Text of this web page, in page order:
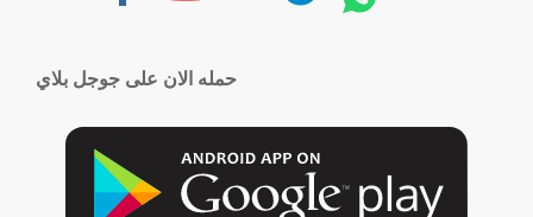
حمله الان على جوجل بلاي